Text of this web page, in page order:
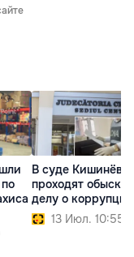
В суде Кишинёва
проходят обыски
делу о коррупции
13 Июл. 10:55